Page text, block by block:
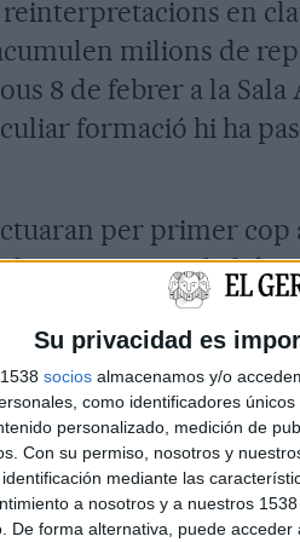
Su privacidad es
socios almacenamos y/o
como identificadores
personalizado, medición de
Con su permiso, nosotros y
mediante las
a nosotros y a nuestros
De forma alternativa, puede
en
milions de
8 de febrer a la
formació hi ha
per primer cop
Music Festival el
presentar el seu nou
trio de rock
diversos premis al
explícit
Purple), Seasick
Wolfmother o The